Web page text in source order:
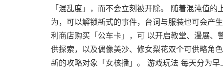
「混乱度」，而不会立刻被开除。 随着混沌值
为，可以解锁新式的事件，台词与服装也可会产
利商店购买「公车卡」，可 以开启教堂、漫展、
供探索，以及偶像美沙、修女梨花双个可供略角
新的攻略对象「女核播」。 游戏玩法 每天分为早